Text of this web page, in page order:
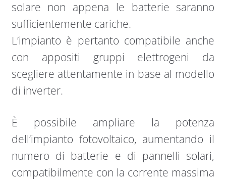
solare non appena le batterie saranno
sufficientemente cariche.
L’impianto è pertanto compatibile anche
con appositi gruppi elettrogeni da
scegliere attentamente in base al modello
di inverter.
È possibile ampliare la potenza
dell’impianto fotovoltaico, aumentando il
numero di batterie e di pannelli solari,
compatibilmente con la corrente massima